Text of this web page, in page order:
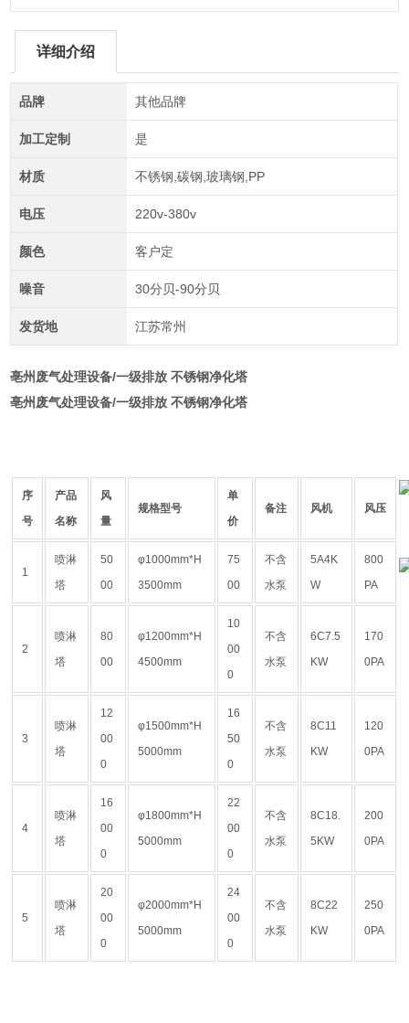
详细介绍
品牌 其他品牌
加工定制 是
材质 不锈钢,碳钢,玻璃钢,PP
电压 220v-380v
颜色 客户定
噪音 30分贝-90分贝
发货地 江苏常州
亳州废气处理设备/一级排放 不锈钢净化塔
亳州废气处理设备/一级排放 不锈钢净化塔
序
号
产品
名称
风
量
规格型号
单
价
备注 风机 风压
1
喷淋
塔
50
00
φ1000mm*H
3500mm
75
00
不含
水泵
5A4K
W
800
PA
2
喷淋
塔
80
00
φ1200mm*H
4500mm
10
00
0
不含
水泵
6C7.5
KW
170
0PA
3
喷淋
塔
12
00
0
φ1500mm*H
5000mm
16
50
0
不含
水泵
8C11
KW
120
0PA
4
喷淋
塔
16
00
0
φ1800mm*H
5000mm
22
00
0
不含
水泵
8C18.
5KW
200
0PA
5
喷淋
塔
20
00
0
φ2000mm*H
5000mm
24
00
0
不含
水泵
8C22
KW
250
0PA